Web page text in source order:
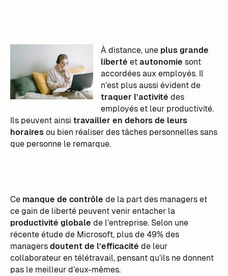
À distance, uneplus grande
liberté etautonomie sont
accordées aux employés. Il
n’est plus aussi évident de
traquer l’activité des
employés et leur productivité.
Ils peuvent ainsi travailler en dehors de leurs
horairesou bien réaliser des tâches personnelles sans
que personne le remarque.
Ce manque de contrôle de la part des managers et
ce gain de liberté peuvent venir entacher la
productivité globale de l’entreprise. Selon une
récente étude de Microsoft, plus de 49% des
managersdoutent de l’efficacité de leur
collaborateur en télétravail, pensant qu’ils ne donnent
pas le meilleur d’eux-mêmes.